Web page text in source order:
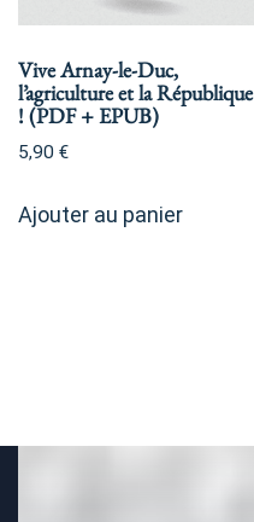
Vive Arnay-le-Duc,
l’agriculture et la République
! (PDF + EPUB)
5,90 €
Ajouter au panier